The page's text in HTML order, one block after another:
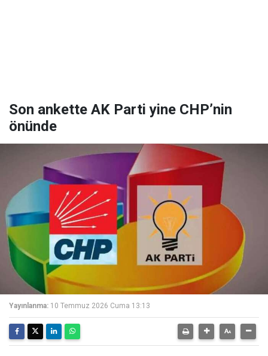
Son ankette AK Parti yine CHP’nin
önünde
Yayınlanma: 10 Temmuz 2026 Cuma 13:13